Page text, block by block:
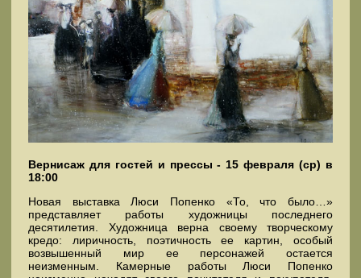
Вернисаж для гостей и прессы - 15 февраля (ср) в
18:00
Новая выставка Люси Попенко «То, что было…»
представляет работы художницы последнего
десятилетия. Художница верна своему творческому
кредо: лиричность, поэтичность ее картин, особый
возвышенный мир ее персонажей остается
неизменным. Камерные работы Люси Попенко